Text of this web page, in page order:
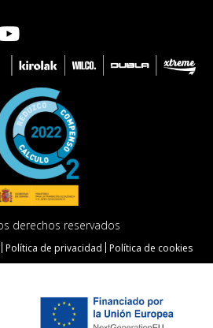
derechos reservados
Política de privacidad Política de cookies